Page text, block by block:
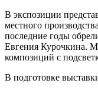
В экспозиции
местного
последние годы
Евгения Курочкина.
композиций с
В подготовке